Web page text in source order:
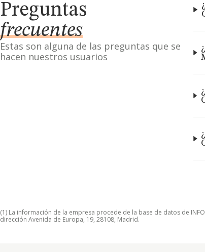
Preguntas
frecuentes
Estas son alguna de las preguntas que se
hacen nuestros usuarios
(1) La información de la empresa procede de la base de datos de
dirección Avenida de Europa, 19, 28108, Madrid.